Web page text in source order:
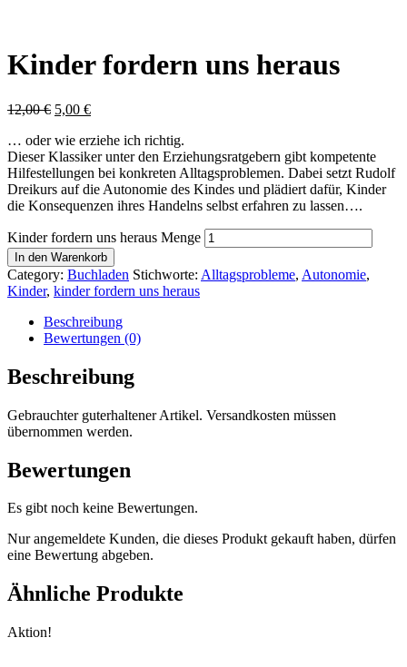
Kinder fordern uns heraus
12,00€ 5,00 €
… oder wie erziehe ich richtig.
Dieser Klassiker unter den Erziehungsratgebern gibt kompetente
Hilfestellungen bei konkreten Alltagsproblemen. Dabei setzt Rudolf
Dreikurs auf die Autonomie des Kindes und plädiert dafür, Kinder
die Konsequenzen ihres Handelns selbst erfahren zu lassen….
Kinder fordern uns heraus Menge
In den Warenkorb
Category: Buchladen Stichworte: Alltagsprobleme, Autonomie,
Kinder, kinder fordern uns heraus
Beschreibung
Bewertungen (0)
Beschreibung
Gebrauchter guterhaltener Artikel. Versandkosten müssen
übernommen werden.
Bewertungen
Es gibt noch keine Bewertungen.
Nur angemeldete Kunden, die dieses Produkt gekauft haben, dürfen
eine Bewertung abgeben.
Ähnliche Produkte
Aktion!